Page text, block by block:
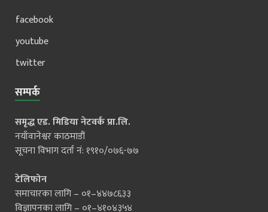
facebook
youtube
twitter
सम्पर्क
समृद्ध एड. मिडिया नेटवर्क प्रा.लि.
नयाँवानेश्वर काठमाडौं
सूचना विभाग दर्ता नं: १९१०/०७६-७७
टेलिफोन
समाचारका लागि – ०१–४४७८६३३
विज्ञापनका लागि – ०१–४१०४३५४